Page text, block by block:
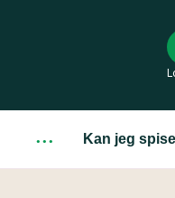
··· Kan jeg